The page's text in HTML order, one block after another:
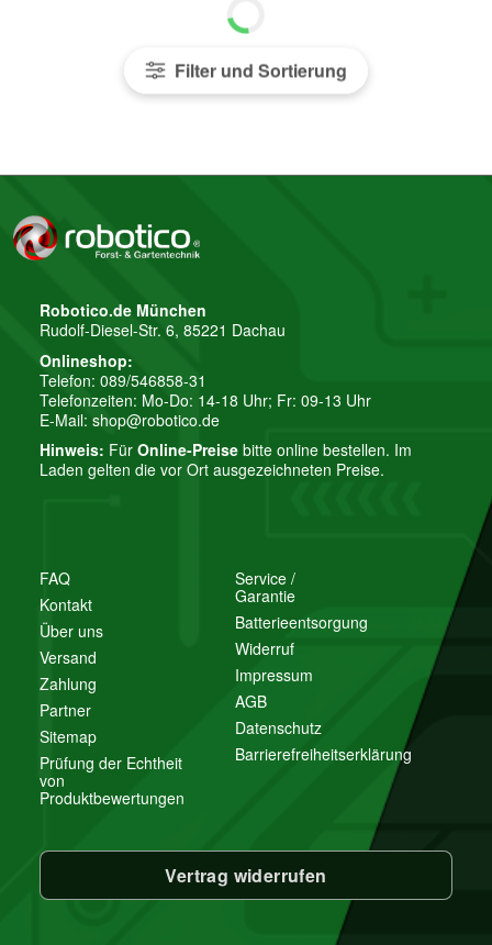
Filter und Sortierung
FAQ
Kontakt
Über uns
Versand
Zahlung
Partner
Sitemap
Prüfung der Echtheit
von
Produktbewertungen
Service /
Garantie
Batterieentsorgung
Widerruf
Impressum
AGB
Datenschutz
Barrierefreiheitserklärung
Robotico.de München
Rudolf-Diesel-Str. 6, 85221 Dachau
Onlineshop:
Telefon: 089/546858-31
Telefonzeiten: Mo-Do: 14-18 Uhr; Fr: 09-13 Uhr
E-Mail: shop@robotico.de
Hinweis: Für Online-Preise bitte online bestellen. Im
Laden gelten die vor Ort ausgezeichneten Preise.
Vertrag widerrufen